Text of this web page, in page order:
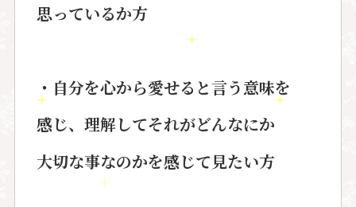
思っているか方
・自分を心から愛せると言う意味を
感じ、理解してそれがどんなにか
大切な事なのかを感じて見たい方